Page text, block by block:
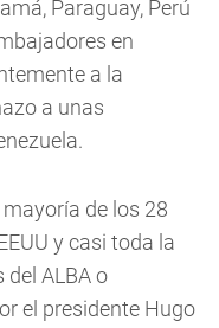
Paraguay, Perú
en
a la
a unas
de los 28
y casi toda la
ALBA o
el presidente Hugo